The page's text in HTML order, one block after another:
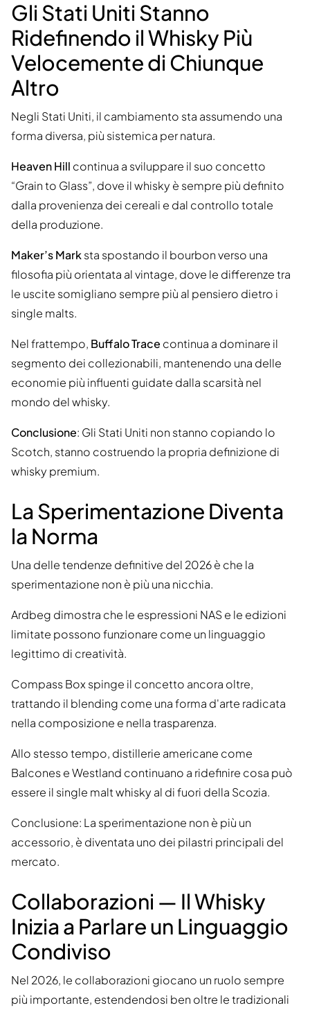
Gli Stati Uniti Stanno
Ridefinendo il Whisky Più
Velocemente di Chiunque
Altro
Negli Stati Uniti, il cambiamento sta assumendo una
forma diversa, più sistemica per natura.
Heaven Hill continua a sviluppare il suo concetto
“Grain to Glass”, dove il whisky è sempre più definito
dalla provenienza dei cereali e dal controllo totale
della produzione.
Maker’s Marksta spostando il bourbon verso una
filosofia più orientata al vintage, dove le differenze tra
le uscite somigliano sempre più al pensiero dietro i
single malts.
Nel frattempo, Buffalo Trace continua a dominare il
segmento dei collezionabili, mantenendo una delle
economie più influenti guidate dalla scarsità nel
mondo del whisky.
Conclusione: Gli Stati Uniti non stanno copiando lo
Scotch, stanno costruendo la propria definizione di
whisky premium.
La Sperimentazione Diventa
la Norma
Una delle tendenze definitive del 2026 è che la
sperimentazione non è più una nicchia.
Ardbeg dimostra che le espressioni NAS e le edizioni
limitate possono funzionare come un linguaggio
legittimo di creatività.
Compass Box spinge il concetto ancora oltre,
trattando il blending come una forma d'arte radicata
nella composizione e nella trasparenza.
Allo stesso tempo, distillerie americane come
Balcones e Westland continuano a ridefinire cosa può
essere il single malt whisky al di fuori della Scozia.
Conclusione: La sperimentazione non è più un
accessorio, è diventata uno dei pilastri principali del
mercato.
Collaborazioni — Il Whisky
Inizia a Parlare un Linguaggio
Condiviso
Nel 2026, le collaborazioni giocano un ruolo sempre
più importante, estendendosi ben oltre le tradizionali